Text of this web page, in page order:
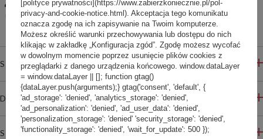
Udostępnij konfigurację
Bezpieczne zakupy
SZCZEGÓŁOWE INFORMACJE
DO POBRANIA
STREFA REKOMENDACJI
[polityce prywatności](https://www.zabierzkoniecznie.pl/pol-
privacy-and-cookie-notice.html). Akceptacja tego komunikatu
oznacza zgodę na ich zapisywanie na Twoim komputerze.
Możesz określić warunki przechowywania lub dostępu do nich
klikając w zakładkę „Konfiguracja zgód”. Zgodę możesz wycofać
w dowolnym momencie poprzez usunięcie plików cookies z
przeglądarki z danego urządzenia końcowego. window.dataLayer
= window.dataLayer || []; function gtag()
{dataLayer.push(arguments);} gtag('consent', 'default', {
'ad_storage': 'denied', 'analytics_storage': 'denied',
'ad_personalization': 'denied', 'ad_user_data': 'denied',
'personalization_storage': 'denied' 'security_storage': 'denied',
'functionality_storage': 'denied', 'wait_for_update': 500 });